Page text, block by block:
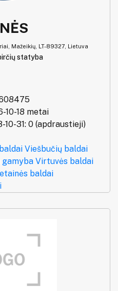
Mažeikių, LT-89327, Lietuva
statyba
10-18 metai
10-31: 0 (apdraustieji)
Viešbučių baldai
gamyba Virtuvės baldai
baldai